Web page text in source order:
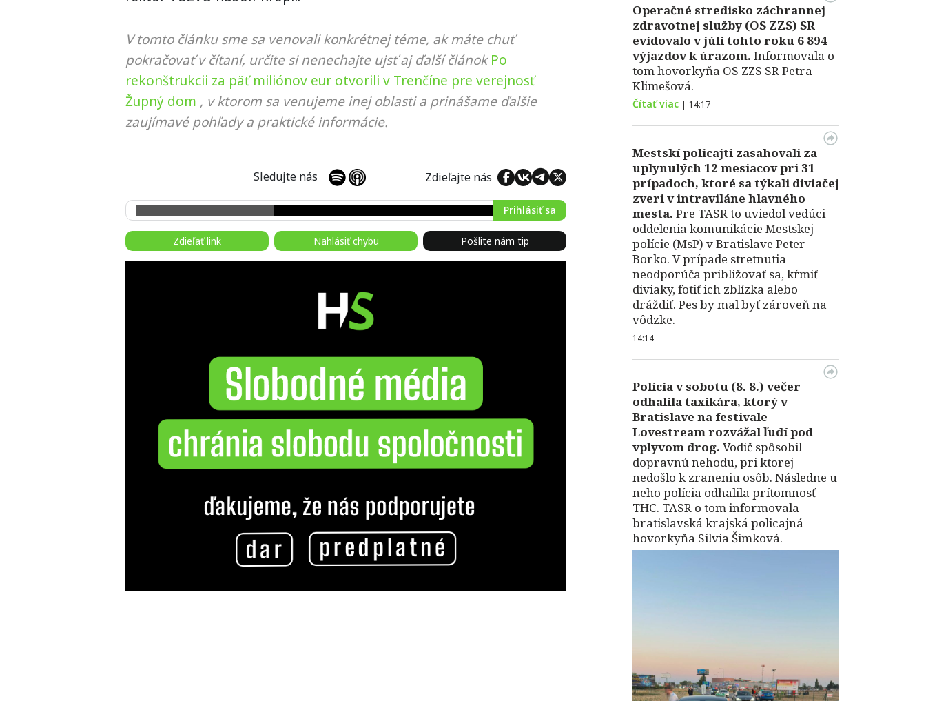
V tomto článku sme sa venovali konkrétnej téme, ak máte chuť
pokračovať v čítaní, určite si nenechajte ujsť aj ďalší článok Po
rekonštrukcii za päť miliónov eur otvorili v Trenčíne pre verejnosť
Župný dom , v ktorom sa venujeme inej oblasti a prinášame ďalšie
zaujímavé pohľady a praktické informácie.
Sledujte nás Zdieľajte nás
Prihlásiť sa
Zdieľať link Nahlásiť chybu Pošlite nám tip
Operačné stredisko záchrannej
zdravotnej služby (OS ZZS) SR
evidovalo v júli tohto roku 6 894
výjazdov k úrazom. Informovala o
tom hovorkyňa OS ZZS SR Petra
Klimešová.
Čítať viac | 14:17
Mestskí policajti zasahovali za
uplynulých 12 mesiacov pri 31
prípadoch, ktoré sa týkali diviačej
zveri v intraviláne hlavného
mesta. Pre TASR to uviedol vedúci
oddelenia komunikácie Mestskej
polície (MsP) v Bratislave Peter
Borko. V prípade stretnutia
neodporúča približovať sa, kŕmiť
diviaky, fotiť ich zblízka alebo
dráždiť. Pes by mal byť zároveň na
vôdzke.
14:14
Polícia v sobotu (8. 8.) večer
odhalila taxikára, ktorý v
Bratislave na festivale
Lovestream rozvážal ľudí pod
vplyvom drog. Vodič spôsobil
dopravnú nehodu, pri ktorej
nedošlo k zraneniu osôb. Následne u
neho polícia odhalila prítomnosť
THC. TASR o tom informovala
bratislavská krajská policajná
hovorkyňa Silvia Šimková.